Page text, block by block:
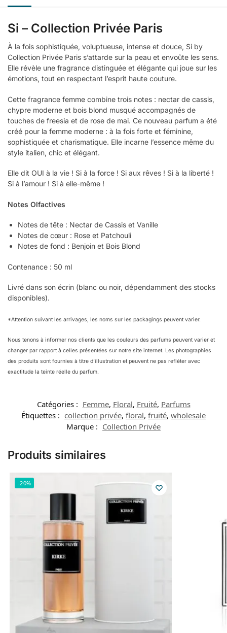
Si – Collection Privée Paris
À la fois sophistiquée, voluptueuse, intense et douce, Si by
Collection Privée Paris s’attarde sur la peau et envoûte les sens.
Elle révèle une fragrance distinguée et élégante qui joue sur les
émotions, tout en respectant l’esprit haute couture.
Cette fragrance femme combine trois notes : nectar de cassis,
chypre moderne et bois blond musqué accompagnés de
touches de freesia et de rose de mai. Ce nouveau parfum a été
créé pour la femme moderne : à la fois forte et féminine,
sophistiquée et charismatique. Elle incarne l’essence même du
style italien, chic et élégant.
Elle dit OUI à la vie ! Si à la force ! Si aux rêves ! Si à la liberté !
Si à l’amour ! Si à elle-même !
Notes Olfactives
Notes de tête : Nectar de Cassis et Vanille
Notes de cœur : Rose et Patchouli
Notes de fond : Benjoin et Bois Blond
Contenance : 50 ml
Livré dans son écrin (blanc ou noir, dépendamment des stocks
disponibles).
*Attention suivant les arrivages, les noms sur les packagings peuvent varier.
Nous tenons à informer nos clients que les couleurs des parfums peuvent varier et
changer par rapport à celles présentées sur notre site internet. Les photographies
des produits sont fournies à titre d’illustration et peuvent ne pas refléter avec
exactitude la teinte réelle du parfum.
Catégories : Femme, Floral, Fruité, Parfums
Étiquettes : collection privée, floral, fruité, wholesale
Marque : Collection Privée
Produits similaires
-20%